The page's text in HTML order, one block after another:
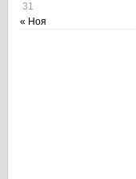
31
« Ноя